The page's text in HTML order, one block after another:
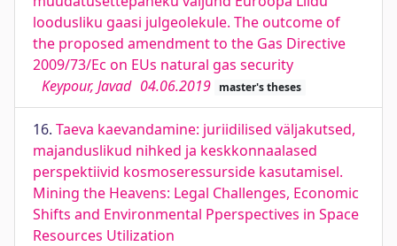
loodusliku gaasi julgeolekule. The outcome of
the proposed amendment to the Gas Directive
2009/73/Ec on EUs natural gas security
Keypour, Javad 04.06.2019 master's theses
16. Taeva kaevandamine: juriidilised väljakutsed,
majanduslikud nihked ja keskkonnaalased
perspektiivid kosmoseressurside kasutamisel.
Mining the Heavens: Legal Challenges, Economic
Shifts and Environmental Pperspectives in Space
Resources Utilization